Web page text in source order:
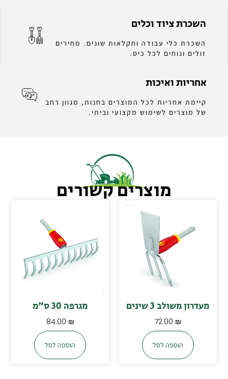
השכרת ציוד וכלים
השכרת כלי עבודה וחקלאות שונים. מחירים
זולים ונוחים לכל כיס.
אחריות ואיכות
קיימת אחריות לכל המוצרים בחנות, מגוון רחב
של מוצרים לשימוש מקצועי וביתי.
מוצרים קשורים
מעדרון משולב 3 שינים
72.00 ₪
הוספה לסל
מגרפה 30 ס"מ
84.00 ₪
הוספה לסל